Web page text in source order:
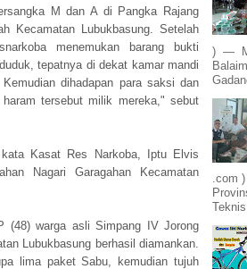
M dan A di Pangka Rajang
Kecamatan Lubukbasung. Setelah
menemukan barang bukti
tepatnya di dekat kamar mandi
dihadapan para saksi dan
tersebut milik mereka," sebut
Kasat Res Narkoba, Iptu Elvis
Nagari Garagahan Kecamatan
(48) warga asli Simpang IV Jorong
Lubukbasung berhasil diamankan.
lima paket Sabu, kemudian tujuh
) —
.com